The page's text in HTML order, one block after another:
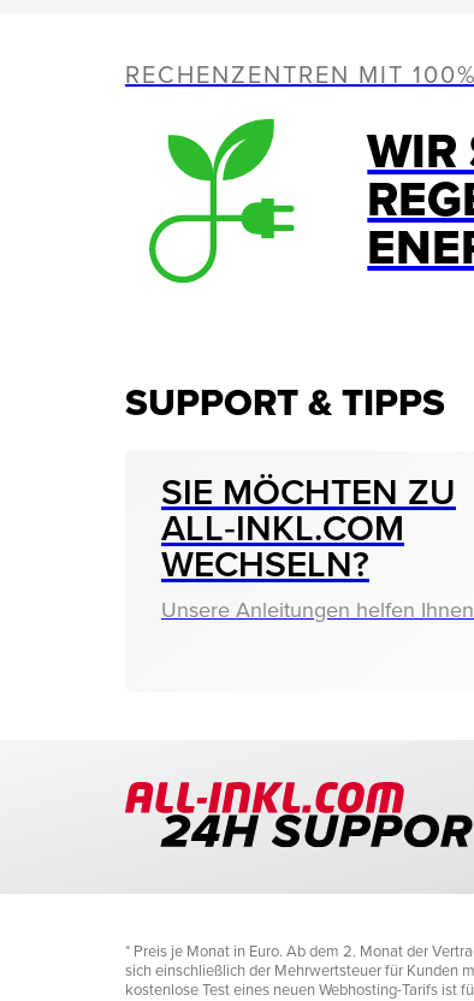
RECHENZENTREN MIT
WIR
SUPPORT & TIPPS
SIE MÖCHTEN ZU
ALL‑INKL.COM
WECHSELN?
Unsere Anleitungen helfen
* Preis je Monat in Euro. Ab dem 2. Monat der
sich einschließlich der Mehrwertsteuer für Kunden
kostenlose Test eines neuen Webhosting-Tarifs ist